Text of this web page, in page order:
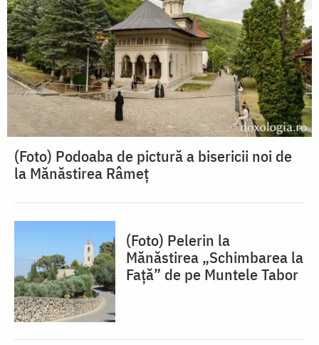
(Foto) Podoaba de pictură a bisericii noi de
la Mănăstirea Râmeț
(Foto) Pelerin la
Mănăstirea „Schimbarea la
Față” de pe Muntele Tabor